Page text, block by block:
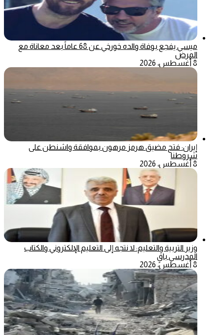
ميسي يفجع بوفاة والده خورخي عن 68 عاماً بعد معاناة مع
المرض
8 أغسطس، 2026
إيران: فتح مضيق هرمز مرهون بموافقة واشنطن على
شروطنا
8 أغسطس، 2026
وزير التربية والتعليم: لا نتجه إلى التعليم الإلكتروني والكتاب
المدرسي باقٍ
8 أغسطس، 2026